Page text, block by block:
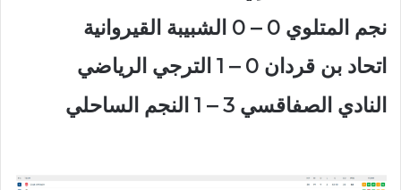
نجم المتلوي 0 – 0 الشبيبة القيروانية
اتحاد بن قردان 0 – 1 الترجي الرياضي
النادي الصفاقسي 3 – 1 النجم الساحلي